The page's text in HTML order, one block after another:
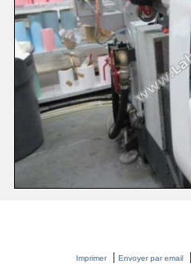
Imprimer| Envoyer par email